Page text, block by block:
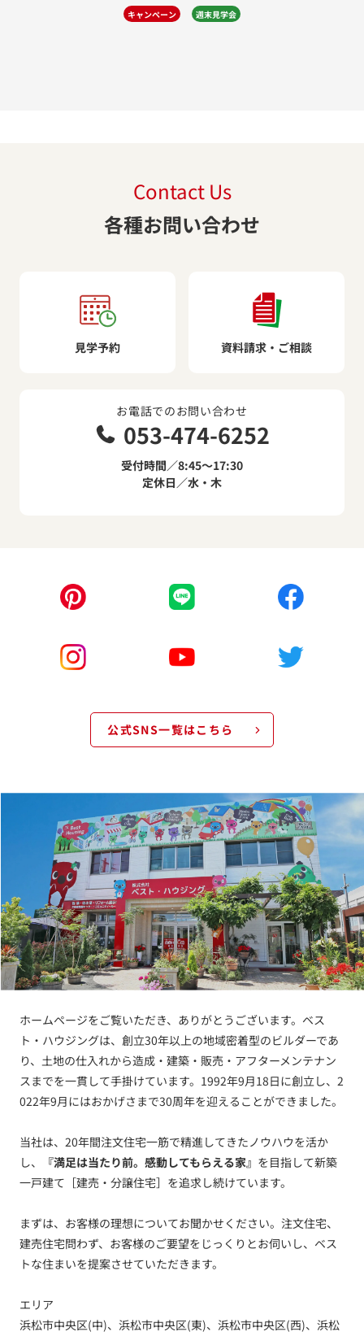
キャンペーン 週末見学会
Contact Us
各種お問い合わせ
見学予約 資料請求・ご相談
お電話でのお問い合わせ
053-474-6252
受付時間／8:45～17:30
定休日／水・木
公式SNS一覧はこちら
ホームページをご覧いただき、ありがとうございます。ベス
ト・ハウジングは、創立30年以上の地域密着型のビルダーであ
り、土地の仕入れから造成・建築・販売・アフターメンテナン
スまでを一貫して手掛けています。1992年9月18日に創立し、2
022年9月にはおかげさまで30周年を迎えることができました。
当社は、20年間注文住宅一筋で精進してきたノウハウを活か
し、
『満足は当たり前。感動してもらえる家』 を目指して新築
一戸建て［建売・分譲住宅］を追求し続けています。
まずは、お客様の理想についてお聞かせください。注文住宅、
建売住宅問わず、お客様のご要望をじっくりとお伺いし、ベス
トな住まいを提案させていただきます。
エリア
浜松市中央区(中)、浜松市中央区(東)、浜松市中央区(西)、浜松